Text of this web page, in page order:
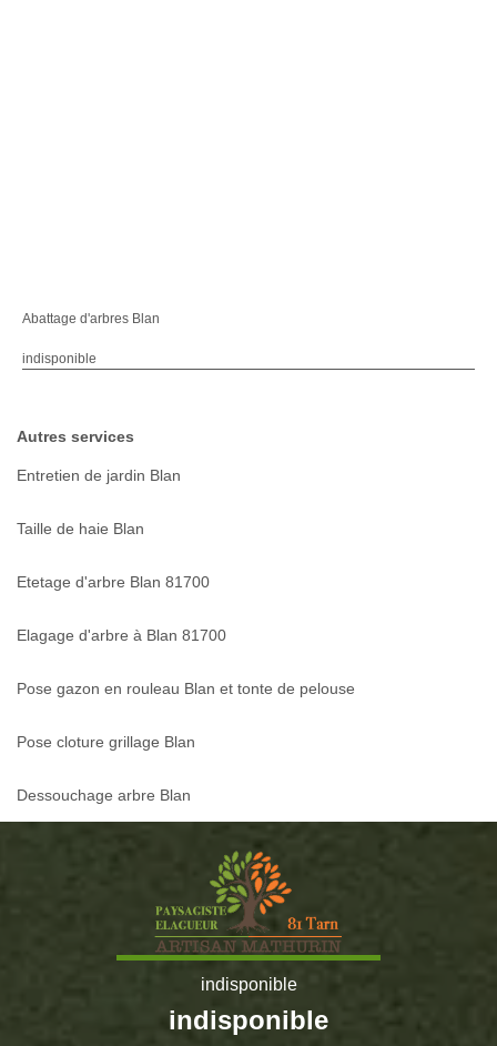
Abattage d'arbres Blan
indisponible
Autres services
Entretien de jardin Blan
Taille de haie Blan
Etetage d'arbre Blan 81700
Elagage d'arbre à Blan 81700
Pose gazon en rouleau Blan et tonte de pelouse
Pose cloture grillage Blan
Dessouchage arbre Blan
indisponible
indisponible